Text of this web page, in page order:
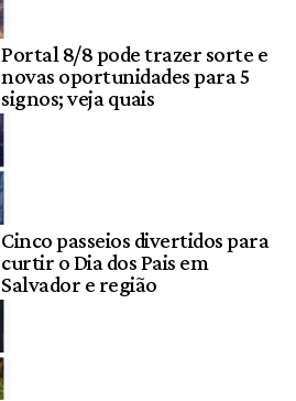
Portal 8/8 pode trazer sorte e
novas oportunidades para 5
signos; veja quais
Cinco passeios divertidos para
curtir o Dia dos Pais em
Salvador e região